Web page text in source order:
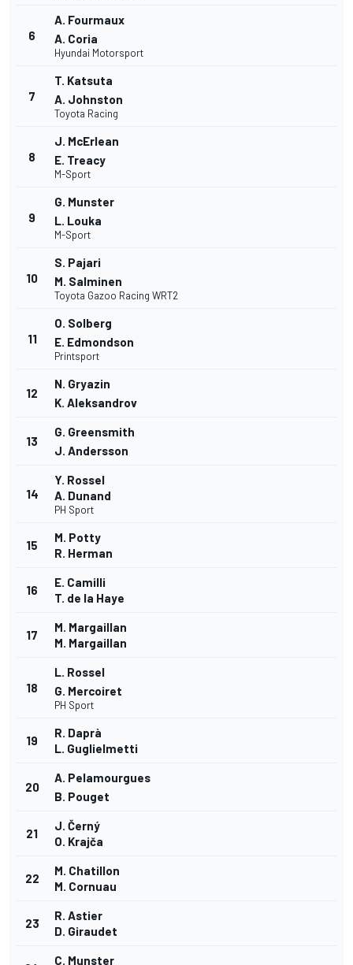
6
A. Fourmaux
A. Coria
Hyundai Motorsport
7
T. Katsuta
A. Johnston
Toyota Racing
8
J. McErlean
E. Treacy
M-Sport
9
G. Munster
L. Louka
M-Sport
10
S. Pajari
M. Salminen
Toyota Gazoo Racing WRT2
11
O. Solberg
E. Edmondson
Printsport
12
N. Gryazin
K. Aleksandrov
13
G. Greensmith
J. Andersson
14
Y. Rossel
A. Dunand
PH Sport
15
M. Potty
R. Herman
16
E. Camilli
T. de la Haye
17
M. Margaillan
M. Margaillan
18
L. Rossel
G. Mercoiret
PH Sport
19
R. Daprà
L. Guglielmetti
20
A. Pelamourgues
B. Pouget
21
J. Černý
O. Krajča
22
M. Chatillon
M. Cornuau
23
R. Astier
D. Giraudet
C. Munster